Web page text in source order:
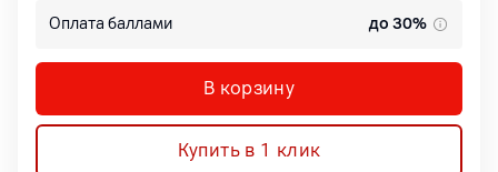
Оплата баллами до 30%
В корзину
Купить в 1 клик